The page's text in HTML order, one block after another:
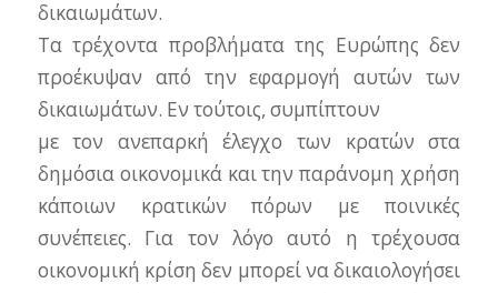
δικαιωμάτων.
Τα τρέχοντα προβλήματα της Ευρώπης δεν
προέκυψαν από την εφαρμογή αυτών των
δικαιωμάτων. Εν τούτοις, συμπίπτουν
με τον ανεπαρκή έλεγχο των κρατών στα
δημόσια οικονομικά και την παράνομη χρήση
κάποιων κρατικών πόρων με ποινικές
συνέπειες. Για τον λόγο αυτό η τρέχουσα
οικονομική κρίση δεν μπορεί να δικαιολογήσει